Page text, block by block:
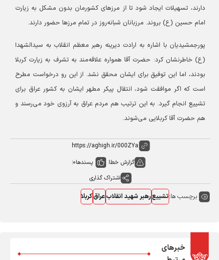
دارند، تسهیلات ایجاد شود تا از مرزهای کشورمان بدون مشکل به زیارت
امام حسین (ع) بروند. مرزبانان شبانه‌روز در تمام مرزها حضور دارند.
پورجمشیدیان با اشاره به ارادت دیرینه رهبر معظم انقلاب به سیدالشهدا
(ع) خاطرنشان کرد: حضرت آقا همواره علاقه‌مند به تشرف به زیارت کربلا
بودند، اما این توفیق برای ایشان محقق نشد. از این رو درخواست مطرح
است که اگر موافقت شود، انتقال پیکر مطهر ایشان به کشور عراق برای
تشییع انجام گیرد. به این ترتیب هم مردم عراق به آرزوی خود می‌رسند و
هم حضرت آقا کربلایی می‌شوند.
گزارش خطا پسندها0
اشتراک گذاری
برچسب ها:تشییعرهبر شهید انقلابعراقکربلا
خبرهای